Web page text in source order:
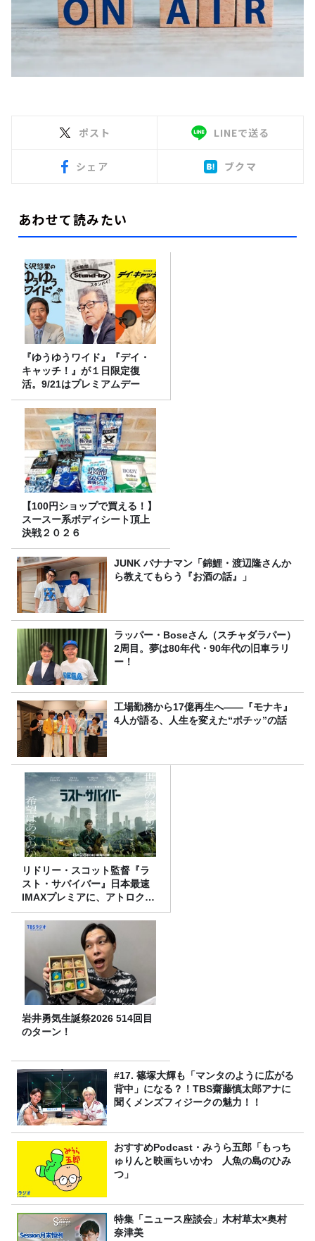
ポスト LINEで送る
シェア ブクマ
あわせて読みたい
『ゆうゆうワイド』『デイ・
キャッチ！』が１日限定復
活。9/21はプレミアムデー
【100円ショップで買える！】
スースー系ボディシート頂上
決戦２０２６
JUNK バナナマン「錦鯉・渡辺隆さんか
ら教えてもらう『お酒の話』」
ラッパー・Boseさん（スチャダラパー）
2周目。夢は80年代・90年代の旧車ラリ
ー！
工場勤務から17億再生へ——『モナキ』
4人が語る、人生を変えた“ポチッ”の話
リドリー・スコット監督『ラ
スト・サバイバー』日本最速
IMAXプレミアに、アトロクリ
スナー60名をご招待！
岩井勇気生誕祭2026 514回目
のターン！
#17. 篠塚大輝も「マンタのように広がる
背中」になる？！TBS齋藤慎太郎アナに
聞くメンズフィジークの魅力！！
おすすめPodcast・みうら五郎「もっち
ゅりんと映画ちいかわ 人魚の島のひみ
つ」
特集「ニュース座談会」木村草太×奥村
奈津美